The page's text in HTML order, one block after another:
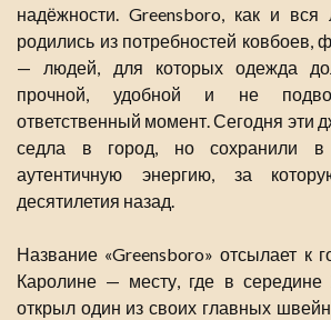
надёжности. Greensboro, как и вся
родились из потребностей ковбоев,
— людей, для которых одежда
прочной, удобной и не
ответственный момент. Сегодня эти
седла в город, но сохранили
аутентичную энергию, за
десятилетия назад.
Название «Greensboro» отсылает к
Каролине — месту, где в середине
открыл один из своих главных